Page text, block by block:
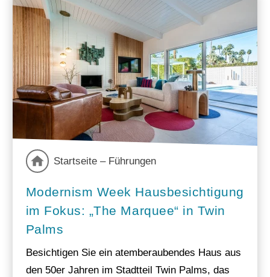
Startseite – Führungen
Modernism Week Hausbesichtigung
im Fokus: „The Marquee“ in Twin
Palms
Besichtigen Sie ein atemberaubendes Haus aus
den 50er Jahren im Stadtteil Twin Palms, das